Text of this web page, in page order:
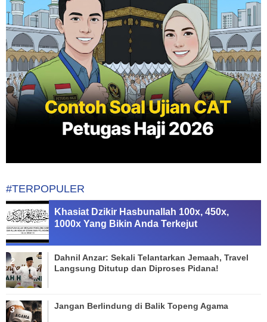
#TERPOPULER
Khasiat Dzikir Hasbunallah 100x, 450x,
1000x Yang Bikin Anda Terkejut
Dahnil Anzar: Sekali Telantarkan Jemaah, Travel
Langsung Ditutup dan Diproses Pidana!
Jangan Berlindung di Balik Topeng Agama